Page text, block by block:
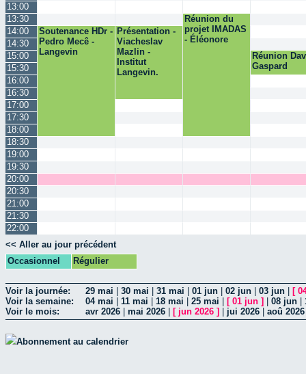
13:00
13:30
Réunion du
projet IMADAS
- Éléonore
14:00
Soutenance HDr -
Pedro Mecê -
Langevin
Présentation -
Viacheslav
Mazlin -
Institut
Langevin.
14:30
15:00
Réunion
Gaspard
15:30
16:00
16:30
17:00
17:30
18:00
18:30
19:00
19:30
20:00
20:30
21:00
21:30
22:00
<< Aller au jour précédent
Occasionnel
Régulier
Voir la journée: 29 mai 30 mai 31 mai 01 jun 02 jun 03 jun [
Voir la semaine:
04 mai 11 mai 18 mai 25 mai [ 01 jun ] 08 jun
Voir le mois:
avr 2026 mai 2026 [ jun 2026 ] jui 2026 aoû 2026
Abonnement au calendrier